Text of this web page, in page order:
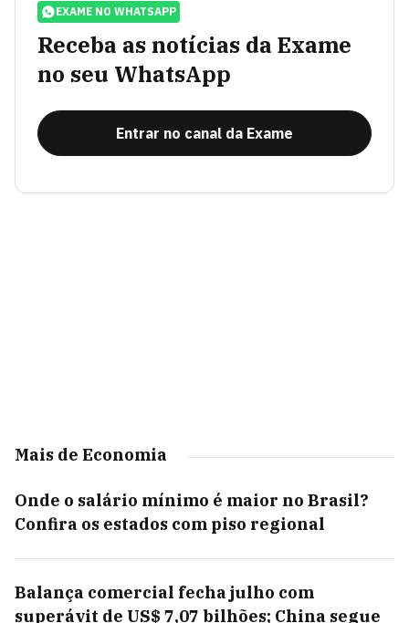
EXAME NO WHATSAPP
Receba as notícias da Exame
no seu WhatsApp
Entrar no canal da Exame
Mais de Economia
Onde o salário mínimo é maior no Brasil?
Confira os estados com piso regional
Balança comercial fecha julho com
superávit de US$ 7,07 bilhões; China segue